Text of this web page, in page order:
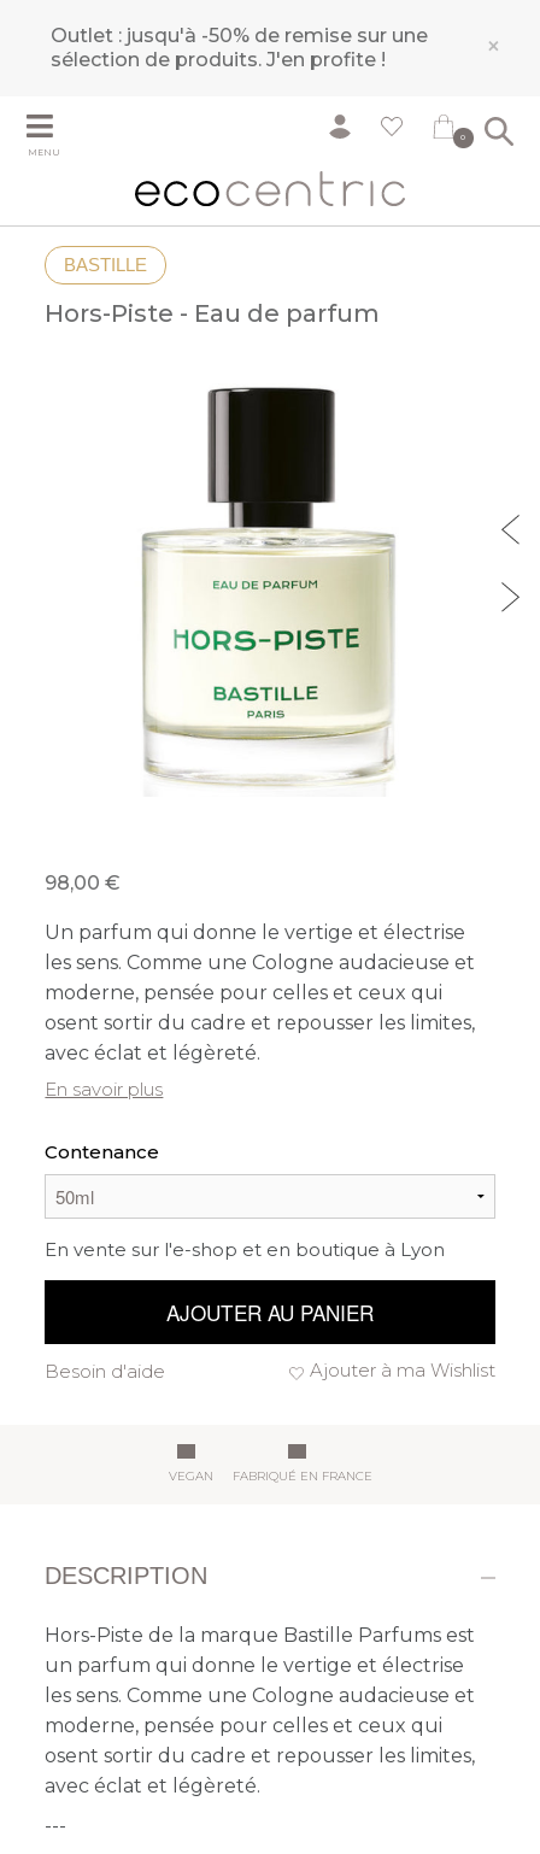
Outlet : jusqu'à -50% de remise sur une
sélection de produits.J'en profite ! ×
MENU
0
BASTILLE
Hors-Piste - Eau de parfum
98,00
Un parfum qui donne le vertige et électrise
les sens. Comme une Cologne audacieuse et
moderne, pensée pour celles et ceux qui
osent sortir du cadre et repousser les limites,
avec éclat et légèreté.
En savoir plus
Contenance
En vente sur l'e-shop et en boutique à Lyon
AJOUTER AU PANIER
Ajouter à ma Wishlist
Besoin d'aide
VEGAN FABRIQUÉ EN FRANCE
DESCRIPTION
Hors-Piste de la marque Bastille Parfums est
un parfum qui donne le vertige et électrise
les sens. Comme une Cologne audacieuse et
moderne, pensée pour celles et ceux qui
osent sortir du cadre et repousser les limites,
avec éclat et légèreté.
---